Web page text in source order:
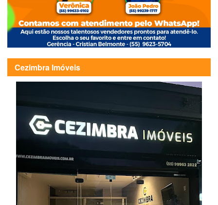
Cezimbra Imóveis